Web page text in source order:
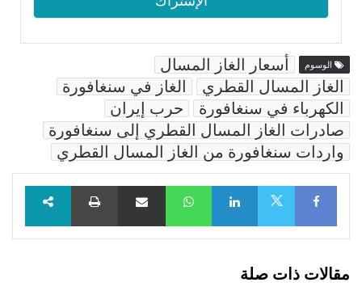
الوسوم
أسعار الغاز المسال
الغاز المسال القطري
الغاز في سنغافورة
الكهرباء في سنغافورة
حرب إيران
صادرات الغاز المسال القطري إلى سنغافورة
واردات سنغافورة من الغاز المسال القطري
Facebook
LinkedIn
WhatsAppمشاركة عبر البريد طباعة
مقالات ذات صلة